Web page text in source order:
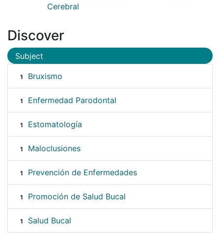
Cerebral
Discover
Subject
1 Bruxismo
1 Enfermedad Parodontal
1 Estomatología
1 Maloclusiones
1 Prevención de Enfermedades
1 Promoción de Salud Bucal
1 Salud Bucal